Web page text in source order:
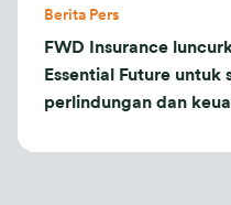
Berita Pers
FWD Insurance
Essential Future untuk
perlindungan dan